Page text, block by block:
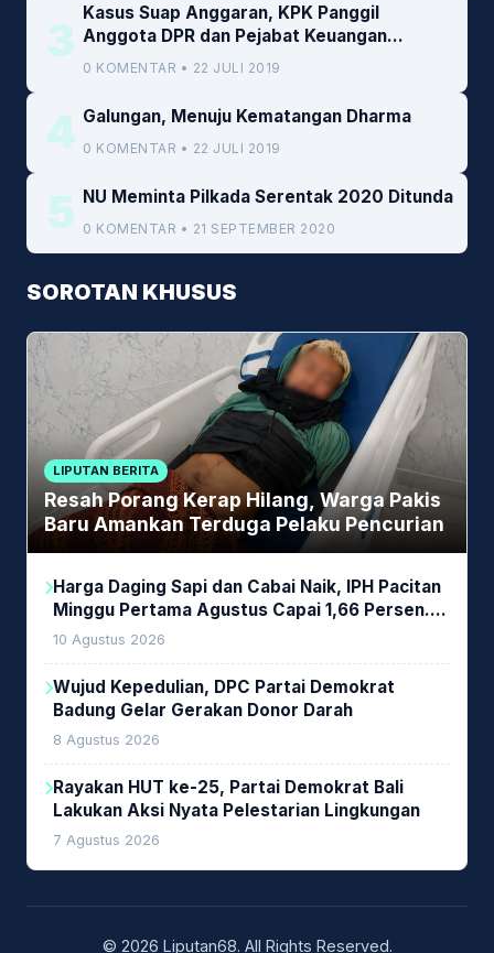
3
Kasus Suap Anggaran, KPK Panggil
Anggota DPR dan Pejabat Keuangan
Kemenkeu
0 KOMENTAR • 22 JULI 2019
4 Galungan, Menuju Kematangan Dharma
0 KOMENTAR • 22 JULI 2019
5 NU Meminta Pilkada Serentak 2020 Ditunda
0 KOMENTAR • 21 SEPTEMBER 2020
SOROTAN KHUSUS
LIPUTAN BERITA
Resah Porang Kerap Hilang, Warga Pakis
Baru Amankan Terduga Pelaku Pencurian
Harga Daging Sapi dan Cabai Naik, IPH Pacitan
Minggu Pertama Agustus Capai 1,66 Persen.
Ini Penjelasan Kabag Ayub
10 Agustus 2026
Wujud Kepedulian, DPC Partai Demokrat
Badung Gelar Gerakan Donor Darah
8 Agustus 2026
Rayakan HUT ke-25, Partai Demokrat Bali
Lakukan Aksi Nyata Pelestarian Lingkungan
7 Agustus 2026
© 2026 Liputan68. All Rights Reserved.